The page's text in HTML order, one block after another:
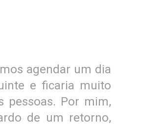
agendar um dia
e ficaria muito
pessoas. Por mim,
de um retorno,